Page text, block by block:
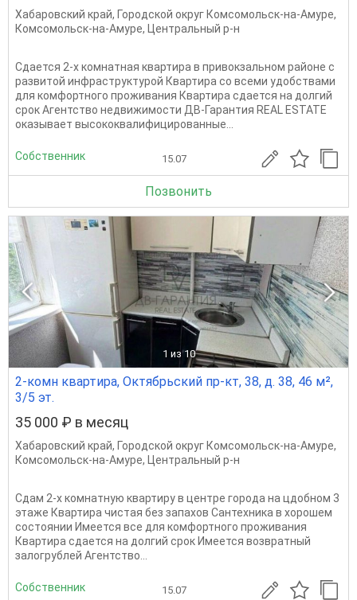
Хабаровский край, Городской округ Комсомольск-на-Амуре,
Комсомольск-на-Амуре, Центральный р-н
Сдается 2-х комнатная квартира в привокзальном районе с
развитой инфраструктурой Квартира со всеми удобствами
для комфортного проживания Квартира сдается на долгий
срок Агентство недвижимости ДВ-Гарантия REAL ESTATE
оказывает высококвалифицированные...
Собственник 15.07
Позвонить
1 из 10
2-комн квартира, Октябрьский пр-кт, 38, д. 38, 46 м²,
3/5 эт.
35 000 ₽ в месяц
Хабаровский край, Городской округ Комсомольск-на-Амуре,
Комсомольск-на-Амуре, Центральный р-н
Сдам 2-х комнатную квартиру в центре города на цдобном 3
этаже Квартира чистая без запахов Сантехника в хорошем
состоянии Имеется все для комфортного проживания
Квартира сдается на долгий срок Имеется возвратный
залогрублей Агентство...
Собственник 15.07